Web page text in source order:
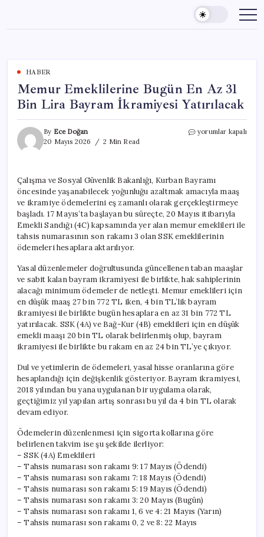
content
HABER
Memur Emeklilerine Bugün En Az 31
Bin Lira Bayram İkramiyesi Yatırılacak
By Ece Doğan
20 Mayıs 2026
2 Min Read
Memur
31
Bin
Lira
Bayram
İkramiyesi
Yatırılacak
için
yorumlar kapalı
Çalışma ve Sosyal Güvenlik Bakanlığı, Kurban Bayramı
öncesinde yaşanabilecek yoğunluğu azaltmak amacıyla maaş
ve ikramiye ödemelerini eş zamanlı olarak gerçekleştirmeye
başladı. 17 Mayıs’ta başlayan bu süreçte, 20 Mayıs itibarıyla
Emekli Sandığı (4C) kapsamında yer alan memur emeklileri ile
tahsis numarasının son rakamı 3 olan SSK emeklilerinin
ödemeleri hesaplara aktarılıyor.
Yasal düzenlemeler doğrultusunda güncellenen taban maaşlar
ve sabit kalan bayram ikramiyesi ile birlikte, hak sahiplerinin
alacağı minimum ödemeler de netleşti. Memur emeklileri için
en düşük maaş 27 bin 772 TL iken, 4 bin TL’lik bayram
ikramiyesi ile birlikte bugün hesaplara en az 31 bin 772 TL
yatırılacak. SSK (4A) ve Bağ-Kur (4B) emeklileri için en düşük
emekli maaşı 20 bin TL olarak belirlenmiş olup, bayram
ikramiyesi ile birlikte bu rakam en az 24 bin TL’ye çıkıyor.
Dul ve yetimlerin de ödemeleri, yasal hisse oranlarına göre
hesaplandığı için değişkenlik gösteriyor. Bayram ikramiyesi,
2018 yılından bu yana uygulanan bir uygulama olarak,
geçtiğimiz yıl yapılan artış sonrası bu yıl da 4 bin TL olarak
devam ediyor.
Ödemelerin düzenlenmesi için sigorta kollarına göre
belirlenen takvim ise şu şekilde ilerliyor:
– SSK (4A) Emeklileri
– Tahsis numarası son rakamı 9: 17 Mayıs (Ödendi)
– Tahsis numarası son rakamı 7: 18 Mayıs (Ödendi)
– Tahsis numarası son rakamı 5: 19 Mayıs (Ödendi)
– Tahsis numarası son rakamı 3: 20 Mayıs (Bugün)
– Tahsis numarası son rakamı 1, 6 ve 4: 21 Mayıs (Yarın)
– Tahsis numarası son rakamı 0, 2 ve 8: 22 Mayıs